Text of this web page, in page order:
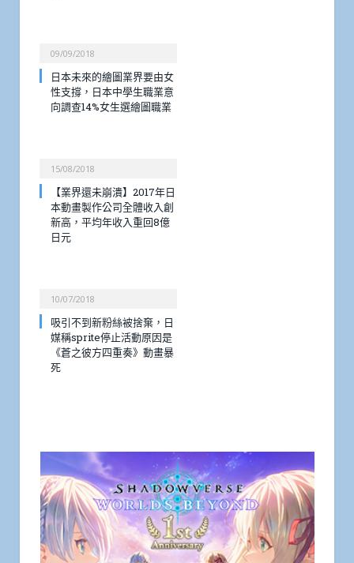
09/09/2018
日本未來的繪圖業界要由女
性支撐，日本中學生職業意
向調查14%女生選繪圖職業
15/08/2018
【業界還未崩潰】2017年日
本動畫製作公司全體收入創
新高，平均年收入重回8億
日元
10/07/2018
吸引不到新粉絲被捨棄，日
媒稱sprite停止活動原因是
《蒼之彼方四重奏》動畫暴
死